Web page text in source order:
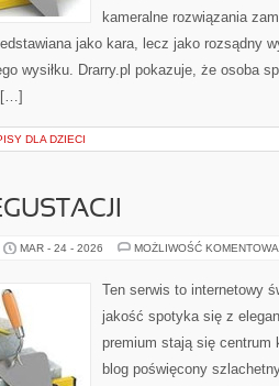
kameralne rozwiązania
jako kara, lecz jako rozsądny
wysiłku. Drarry.pl pokazuje, że osoba
[…]
DLA DZIECI
MAR - 24 - 2026 MOŻLIWOŚĆ
Ten serwis to internetowy
jakość spotyka się z
premium stają się centrum
blog poświęcony